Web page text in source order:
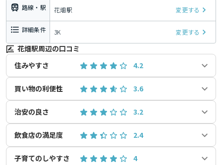
路線・駅 花畑駅 変更する
詳細条件 3K 変更する
花畑駅周辺の口コミ
住みやすさ
4.2
買い物の利便性 3.6
治安の良さ 3.2
飲食店の満足度 2.4
子育てのしやすさ 4